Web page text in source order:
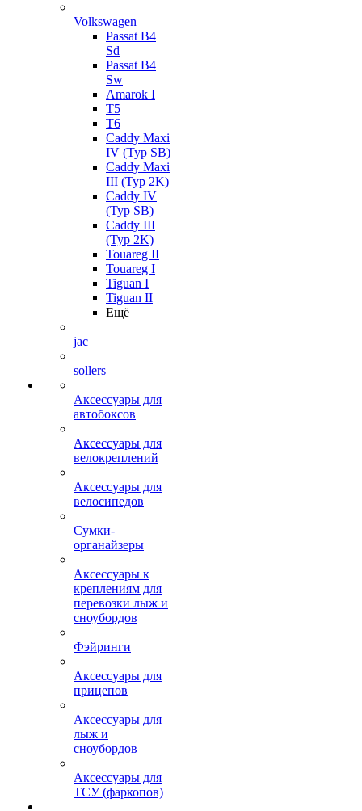
Volkswagen
Passat B4
Sd
Passat B4
Sw
Amarok I
T5
T6
Caddy Maxi
IV (Typ SB)
Caddy Maxi
III (Typ 2K)
Caddy IV
(Typ SB)
Caddy III
(Typ 2K)
Touareg II
Touareg I
Tiguan I
Tiguan II
Ещё
jac
sollers
Аксессуары для
автобоксов
Аксессуары для
велокреплений
Аксессуары для
велосипедов
Сумки-
органайзеры
Аксессуары к
креплениям для
перевозки лыж и
сноубордов
Фэйринги
Аксессуары для
прицепов
Аксессуары для
лыж и
сноубордов
Аксессуары для
ТСУ (фаркопов)